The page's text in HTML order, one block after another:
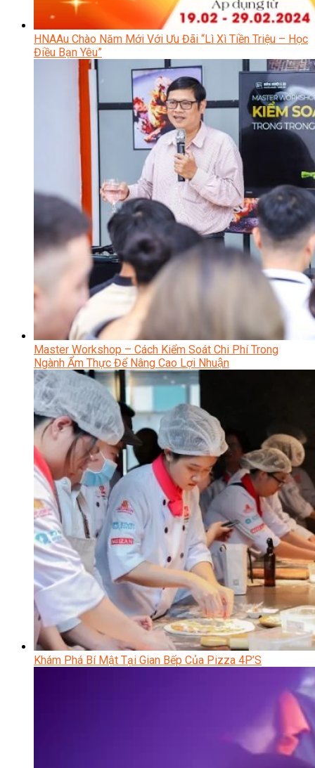
HNAAu Chào Năm Mới Với Ưu Đãi “Lì Xì Tiền Triệu – Học
Điều Bạn Yêu”
Master Workshop – Cách Kiểm Soát Chi Phí Trong
Ngành Ẩm Thực Để Nâng Cao Lợi Nhuận
Khám Phá Bí Mật Tại Gian Bếp Của Pizza 4P’S